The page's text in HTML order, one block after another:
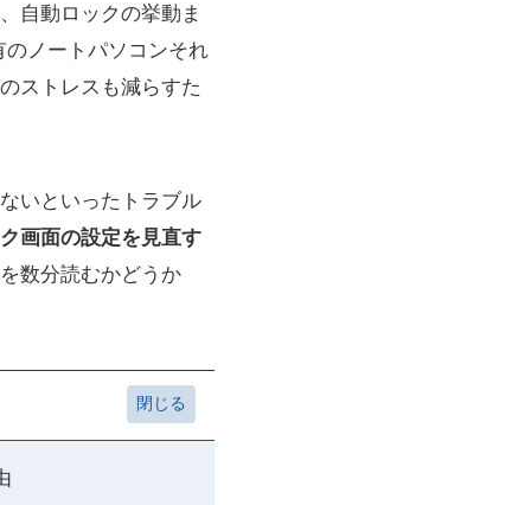
自動ロックの挙動ま
ノートパソコンそれ
ストレスも減らすた
いといったトラブル
画面の設定を見直す
数分読むかどうか